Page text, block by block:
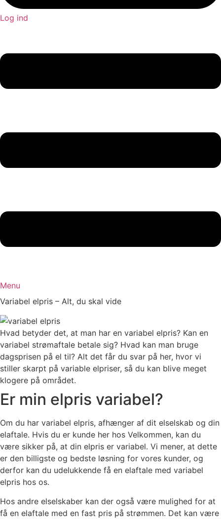
Log ind
Menu
Variabel elpris – Alt, du skal vide
Hvad betyder det, at man har en variabel elpris? Kan en
variabel strømaftale betale sig? Hvad kan man bruge
dagsprisen på el til? Alt det får du svar på her, hvor vi
stiller skarpt på variable elpriser, så du kan blive meget
klogere på området.
Er min elpris variabel?
Om du har variabel elpris, afhænger af dit elselskab og din
elaftale. Hvis du er kunde her hos Velkommen, kan du
være sikker på, at din elpris er variabel. Vi mener, at dette
er den billigste og bedste løsning for vores kunder, og
derfor kan du udelukkende få en elaftale med variabel
elpris hos os.
Hos andre elselskaber kan der også være mulighed for at
få en elaftale med en fast pris på strømmen. Det kan være